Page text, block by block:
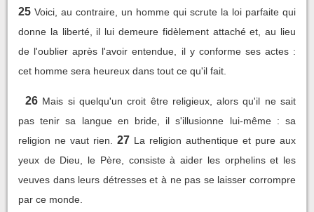
25 Voici, au contraire, un homme qui scrute la loi parfaite qui
donne la liberté, il lui demeure fidèlement attaché et, au lieu
de l'oublier après l'avoir entendue, il y conforme ses actes :
cet homme sera heureux dans tout ce qu'il fait.
26 Mais si quelqu'un croit être religieux, alors qu'il ne sait
pas tenir sa langue en bride, il s'illusionne lui-même : sa
religion ne vaut rien.
27 La religion authentique et pure aux
yeux de Dieu, le Père, consiste à aider les orphelins et les
veuves dans leurs détresses et à ne pas se laisser corrompre
par ce monde.